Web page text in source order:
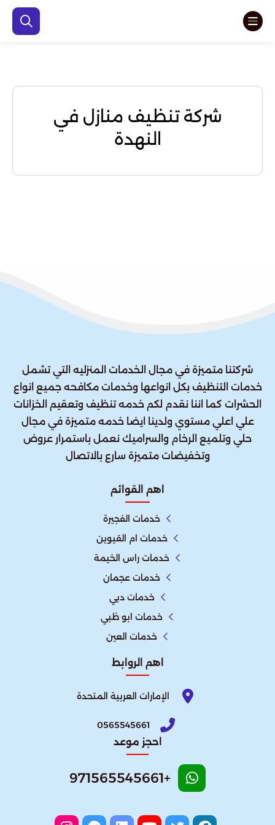
شركة تنظيف منازل في
النهدة
شركتنا متميزة في مجال الخدمات المنزليه التي تشمل
خدمات التنظيف بكل انواعها وخدمات مكافحه جميع انواع
الحشرات كما اننا نقدم لكم خدمه تنظيف وتعقيم الخزانات
علي اعلي مستوي ولدينا ايضا خدمه متميزة في مجال
حلي وتلميع الرخام والسراميك نعمل باستمرار عروض
وتخفيضات متميزة سارع بالاتصال
اهم القوائم
خدمات الفجيرة
خدمات ام القيوين
خدمات راس الخيمة
خدمات عجمان
خدمات دبي
خدمات ابو ظبي
خدمات العين
اهم الروابط
الإمارات العربية المتحدة​
0565545661
احجز موعد
+971565545661